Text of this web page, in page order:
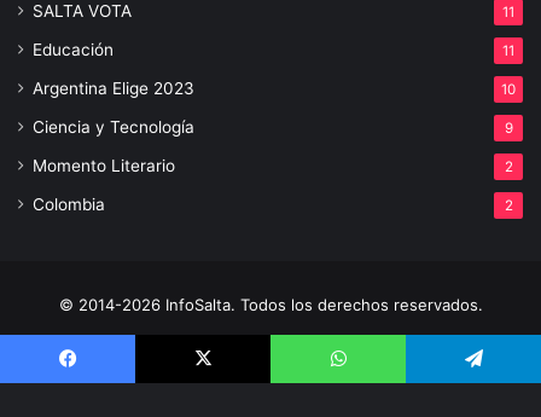
SALTA VOTA 11
Educación 11
Argentina Elige 2023 10
Ciencia y Tecnología 9
Momento Literario 2
Colombia 2
© 2014-2026 InfoSalta. Todos los derechos reservados.
3872288394 E-mail: infosaltaredaccion@gmail.com
Facebook X WhatsApp Telegram